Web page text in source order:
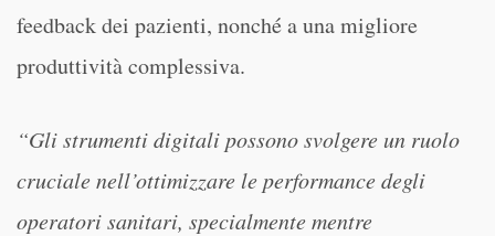
feedback dei pazienti, nonché a una migliore
produttività complessiva.
“Gli strumenti digitali possono svolgere un ruolo
cruciale nell’ottimizzare le performance degli
operatori sanitari, specialmente mentre